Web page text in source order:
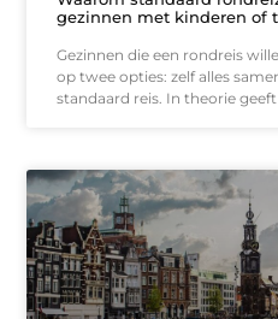
gezinnen met kinderen of
Gezinnen die een rondreis
op twee opties: zelf alles
standaard reis. In theorie